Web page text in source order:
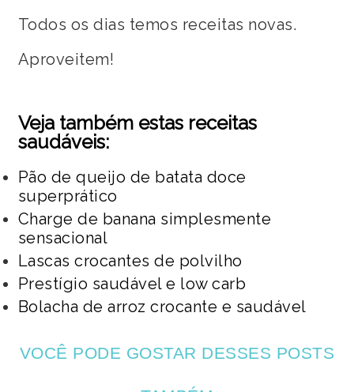
Todos os dias temos receitas novas.
Aproveitem!
Veja também estas receitas
saudáveis:
Pão de queijo de batata doce
superprático
Charge de banana simplesmente
sensacional
Lascas crocantes de polvilho
Prestígio saudável e low carb
Bolacha de arroz crocante e saudável
VOCÊ PODE GOSTAR DESSES POSTS